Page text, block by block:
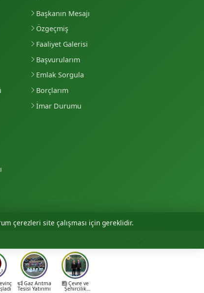
Başkanın Mesajı
Özgeçmiş
Faaliyet Galerisi
Başvurularım
Emlak Sorgula
Borçlarım
İmar Durumu
çerezleri site çalışması için gereklidir.
Gaz Arıtma
Tesisi Yatırımı
Çevre ve
Şehircilik